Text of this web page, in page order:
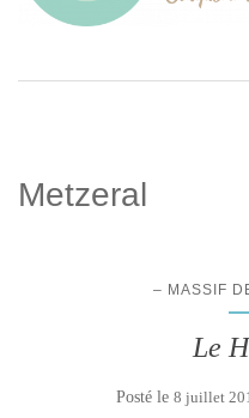
Metzeral
– MASSIF
Le
Posté le 8 juillet